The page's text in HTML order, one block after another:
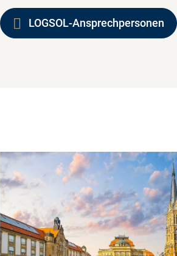
LOGSOL-Ansprechpersonen